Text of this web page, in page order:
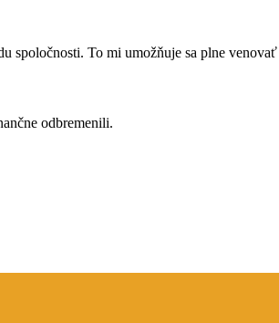
spoločnosti. To mi umožňuje sa plne
odbremenili.